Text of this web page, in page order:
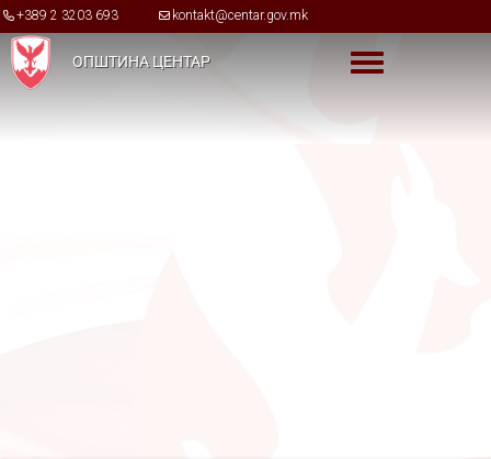
Skip to main content
+389 2 3203 693 kontakt@centar.gov.mk
ОПШТИНА ЦЕНТАР Toggle menu